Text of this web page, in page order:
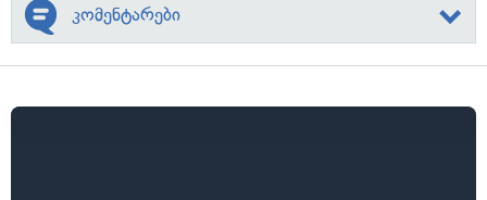
კომენტარები